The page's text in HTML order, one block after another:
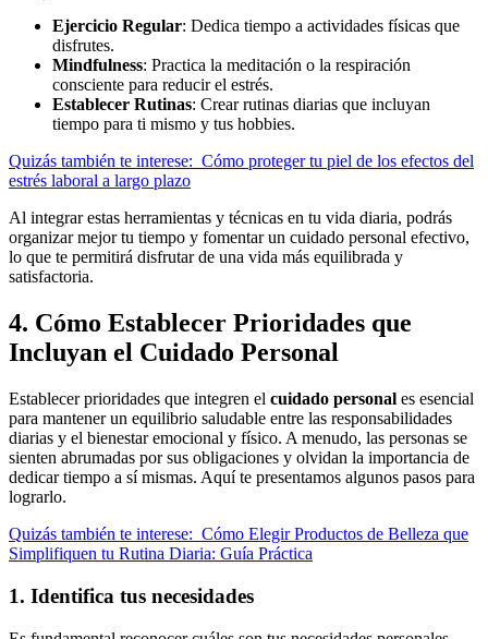
Ejercicio Regular: Dedica tiempo a actividades físicas que
disfrutes.
Mindfulness: Practica la meditación o la respiración
consciente para reducir el estrés.
Establecer Rutinas: Crear rutinas diarias que incluyan
tiempo para ti mismo y tus hobbies.
Quizás también te interese: Cómo proteger tu piel de los efectos del
estrés laboral a largo plazo
Al integrar estas herramientas y técnicas en tu vida diaria, podrás
organizar mejor tu tiempo y fomentar un cuidado personal efectivo,
lo que te permitirá disfrutar de una vida más equilibrada y
satisfactoria.
4. Cómo Establecer Prioridades que
Incluyan el Cuidado Personal
Establecer prioridades que integren el cuidado personal es esencial
para mantener un equilibrio saludable entre las responsabilidades
diarias y el bienestar emocional y físico. A menudo, las personas se
sienten abrumadas por sus obligaciones y olvidan la importancia de
dedicar tiempo a sí mismas. Aquí te presentamos algunos pasos para
lograrlo.
Quizás también te interese: Cómo Elegir Productos de Belleza que
Simplifiquen tu Rutina Diaria: Guía Práctica
1. Identifica tus necesidades